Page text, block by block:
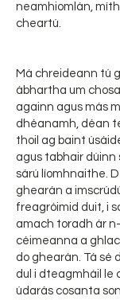
neamhiomlán,
cheartú.
Má chreideann tú
ábhartha um
againn agus más
dhéanamh, déan
thoil ag baint
agus tabhair dúinn
sárú líomhnaithe.
ghearán a
freagróimid duit, i
amach toradh ár
céimeanna a
do ghearán. Tá sé
dul i dteagmháil le
údarás cosanta